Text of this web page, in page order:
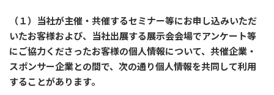
（１）当社が主催・共催するセミナー等にお申し込みいただ
いたお客様および、当社出展する展示会会場でアンケート等
にご協力くださったお客様の個人情報について、共催企業・
スポンサー企業との間で、次の通り個人情報を共同して利用
することがあります。